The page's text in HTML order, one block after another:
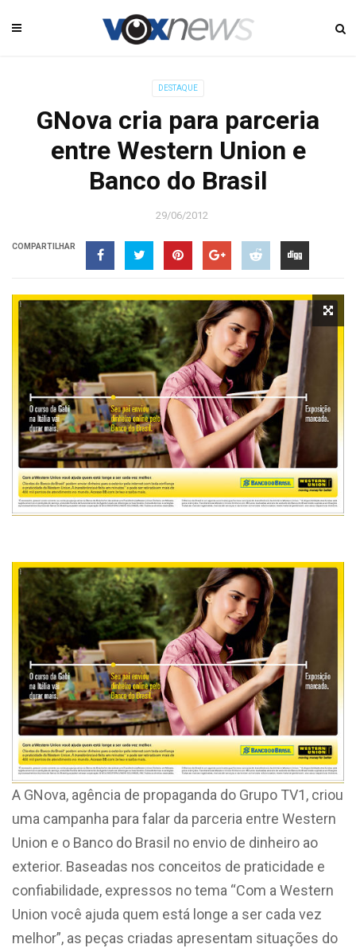
DESTAQUE
GNova cria para parceria
entre Western Union e
Banco do Brasil
29/06/2012
COMPARTILHAR
A GNova, agência de propaganda do Grupo TV1, criou
uma campanha para falar da parceria entre Western
Union e o Banco do Brasil no envio de dinheiro ao
exterior. Baseadas nos conceitos de praticidade e
confiabilidade, expressos no tema “Com a Western
Union você ajuda quem está longe a ser cada vez
melhor”, as peças criadas apresentam situações do